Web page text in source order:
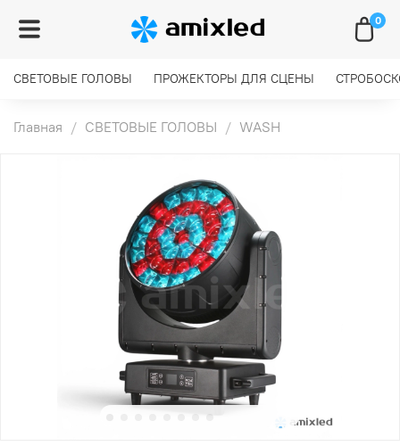
0
СВЕТОВЫЕ ГОЛОВЫ ПРОЖЕКТОРЫ ДЛЯ СЦЕНЫ
Главная СВЕТОВЫЕ ГОЛОВЫ WASH